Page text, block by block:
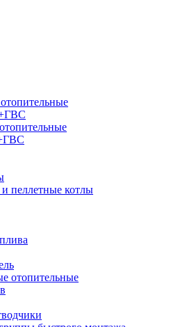
пеллетные котлы
отопительные